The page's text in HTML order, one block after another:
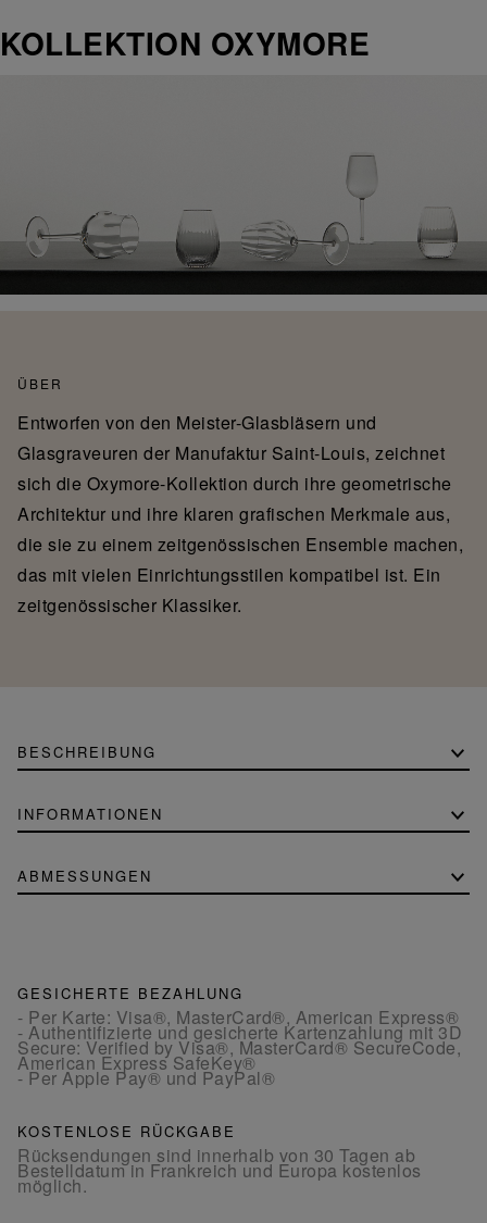
KOLLEKTION OXYMORE
ÜBER
Entworfen von den Meister-Glasbläsern und
Glasgraveuren der Manufaktur Saint-Louis, zeichnet
sich die Oxymore-Kollektion durch ihre geometrische
Architektur und ihre klaren grafischen Merkmale aus,
die sie zu einem zeitgenössischen Ensemble machen,
das mit vielen Einrichtungsstilen kompatibel ist. Ein
zeitgenössischer Klassiker.
BESCHREIBUNG
INFORMATIONEN
ABMESSUNGEN
GESICHERTE BEZAHLUNG
- Per Karte: Visa®, MasterCard®, American Express®
- Authentifizierte und gesicherte Kartenzahlung mit 3D
Secure: Verified by Visa®, MasterCard® SecureCode,
American Express SafeKey®
- Per Apple Pay® und PayPal®
KOSTENLOSE RÜCKGABE
Rücksendungen sind innerhalb von 30 Tagen ab
Bestelldatum in Frankreich und Europa kostenlos
möglich.